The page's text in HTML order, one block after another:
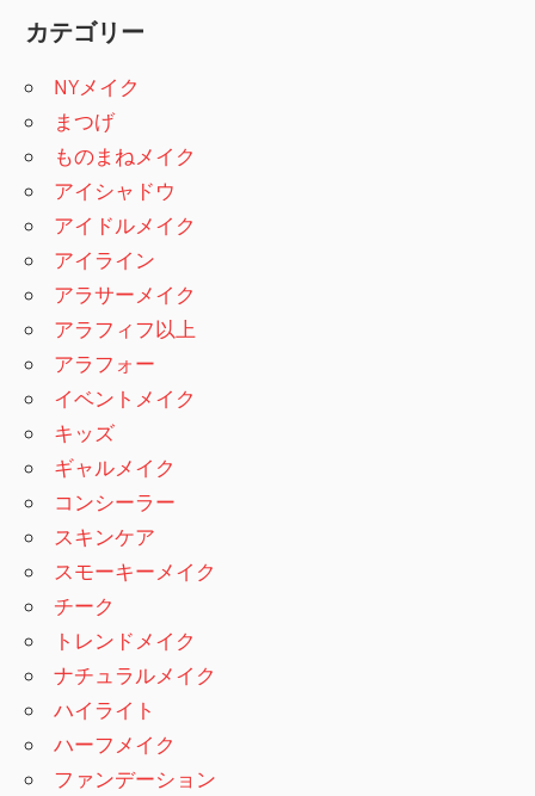
カテゴリー
NYメイク
まつげ
ものまねメイク
アイシャドウ
アイドルメイク
アイライン
アラサーメイク
アラフィフ以上
アラフォー
イベントメイク
キッズ
ギャルメイク
コンシーラー
スキンケア
スモーキーメイク
チーク
トレンドメイク
ナチュラルメイク
ハイライト
ハーフメイク
ファンデーション